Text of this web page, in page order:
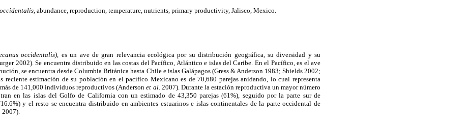
abundance, reproduction, temperature, nutrients, primary productivity, Jalisco, Mexico.
occidentalis), es un ave de gran relevancia ecológica por su distribución geográfica, su diversidad y su
2002). Se encuentra distribuido en las costas del Pacífico, Atlántico e islas del Caribe. En el Pacífico, es el ave
se encuentra desde Columbia Británica hasta Chile e islas Galápagos (Gress & Anderson 1983; Shields 2002;
reciente estimación de su población en el pacífico Mexicano es de 70,680 parejas anidando, lo cual representa
de 141,000 individuos reproductivos (Andersonet al. 2007). Durante la estación reproductiva un mayor número
en las islas del Golfo de California con un estimado de 43,350 parejas (61%), seguido por la parte sur de
y el resto se encuentra distribuido en ambientes estuarinos e islas continentales de la parte occidental de
2007).